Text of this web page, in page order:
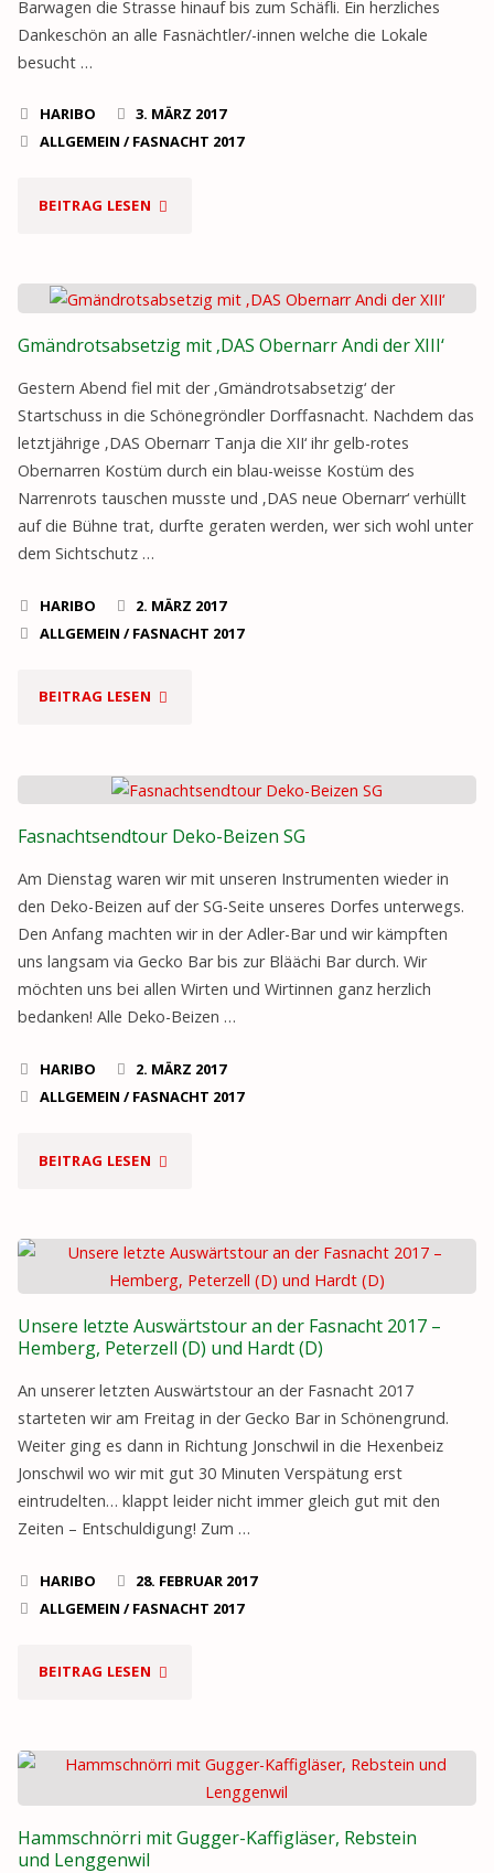
Barwagen die Strasse hinauf bis zum Schäfli. Ein herzliches
Dankeschön an alle Fasnächtler/-innen welche die Lokale
besucht …
HARIBO
3. MÄRZ 2017
ALLGEMEIN /FASNACHT 2017
BEITRAG LESEN "BEIZEOBIG
Gmändrotsabsetzig mit ‚DAS Obernarr Andi der XIII‘
Gestern Abend fiel mit der ‚Gmändrotsabsetzig‘ der
Startschuss in die Schönegröndler Dorffasnacht. Nachdem das
letztjährige ‚DAS Obernarr Tanja die XII‘ ihr gelb-rotes
Obernarren Kostüm durch ein blau-weisse Kostüm des
Narrenrots tauschen musste und ‚DAS neue Obernarr‘ verhüllt
auf die Bühne trat, durfte geraten werden, wer sich wohl unter
dem Sichtschutz …
HARIBO
2. MÄRZ 2017
ALLGEMEIN /FASNACHT 2017
BEITRAG LESEN "GMÄNDROTSABSETZIG
‚DAS
OBERNARR
ANDI
DER
XIII‘"
Fasnachtsendtour Deko-Beizen SG
Am Dienstag waren wir mit unseren Instrumenten wieder in
den Deko-Beizen auf der SG-Seite unseres Dorfes unterwegs.
Den Anfang machten wir in der Adler-Bar und wir kämpften
uns langsam via Gecko Bar bis zur Bläächi Bar durch. Wir
möchten uns bei allen Wirten und Wirtinnen ganz herzlich
bedanken! Alle Deko-Beizen …
HARIBO
2. MÄRZ 2017
ALLGEMEIN /FASNACHT 2017
BEITRAG LESEN "FASNACHTSENDTOUR
BEIZEN
SG"
Unsere letzte Auswärtstour an der Fasnacht 2017 –
Hemberg, Peterzell (D) und Hardt (D)
An unserer letzten Auswärtstour an der Fasnacht 2017
starteten wir am Freitag in der Gecko Bar in Schönengrund.
Weiter ging es dann in Richtung Jonschwil in die Hexenbeiz
Jonschwil wo wir mit gut 30 Minuten Verspätung erst
eintrudelten… klappt leider nicht immer gleich gut mit den
Zeiten – Entschuldigung! Zum …
HARIBO
28. FEBRUAR 2017
ALLGEMEIN /FASNACHT 2017
BEITRAG LESEN "UNSERE
AUSWÄRTSTOUR
AN
Hammschnörri mit Gugger-Kaffigläser, Rebstein
und Lenggenwil